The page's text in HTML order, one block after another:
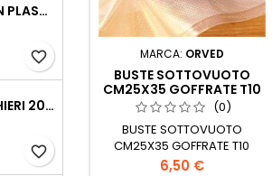
8 BICCHIERI IN PLASTICA LONNEY TUNES 200 ML
favorite_border
DOPLA BICCHIERI 200CC 100PZ ORO
favorite_border
MARCA: ORVED
BUSTE SOTTOVUOTO
CM25X35 GOFFRATE T10
(CONF.50PZ)
(0)
BUSTE SOTTOVUOTO
CM25X35 GOFFRATE T10
(CONF.50PZ)
Prezzo
6,50 €